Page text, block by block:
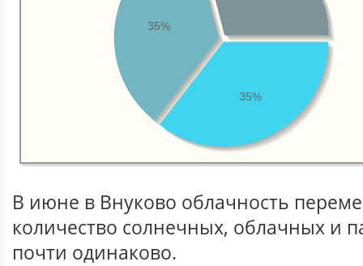
35%
35%
В июне в Внуково облачность
количество солнечных, облачных и
почти одинаково.